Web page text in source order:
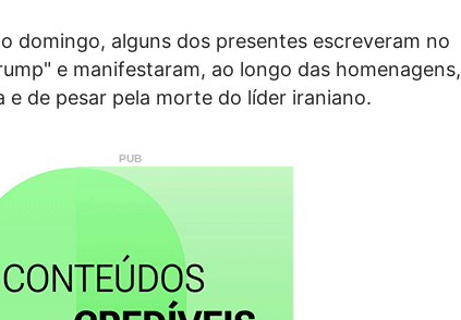
domingo, alguns dos presentes escreveram no
e manifestaram, ao longo das homenagens,
e de pesar pela morte do líder iraniano.